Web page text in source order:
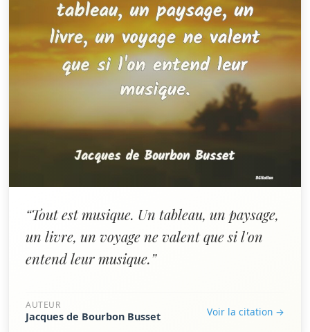
“Tout est musique. Un tableau, un paysage,
un livre, un voyage ne valent que si l'on
entend leur musique.”
AUTEUR
Jacques de Bourbon Busset Voir la citation →